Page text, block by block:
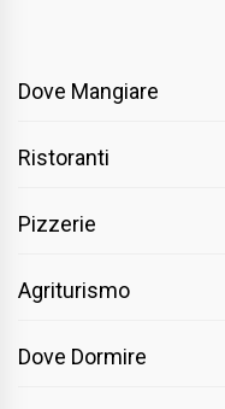
Dove Mangiare
Ristoranti
Pizzerie
Agriturismo
Dove Dormire